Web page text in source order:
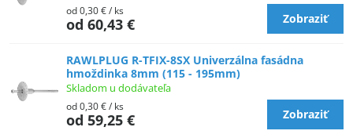
od 60,43 €
od 0,30 €/ ks
Zobraziť
RAWLPLUG R-TFIX-8SX Univerzálna fasádna
hmoždinka 8mm (115 - 195mm)
Skladom u dodávateľa
od 59,25 €
od 0,30 €/ ks
Zobraziť